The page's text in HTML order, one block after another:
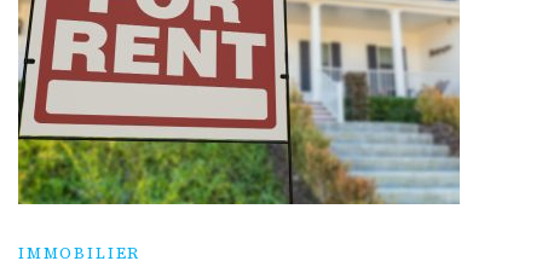
IMMOBILIER